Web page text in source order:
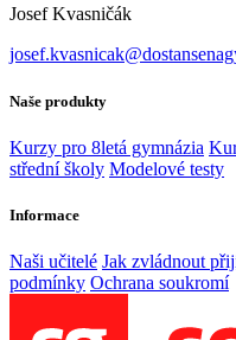
Josef Kvasničák
Naše produkty
Kurzy pro 8letá gymnázia
střední školy Modelové testy
Informace
Naši učitelé Jak zvládnout
podmínky Ochrana soukromí